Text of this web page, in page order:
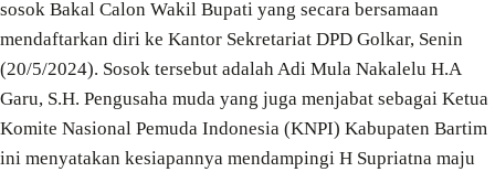
sosok Bakal Calon Wakil Bupati yang secara bersamaan
mendaftarkan diri ke Kantor Sekretariat DPD Golkar, Senin
(20/5/2024). Sosok tersebut adalah Adi Mula Nakalelu H.A
Garu, S.H. Pengusaha muda yang juga menjabat sebagai Ketua
Komite Nasional Pemuda Indonesia (KNPI) Kabupaten Bartim
ini menyatakan kesiapannya mendampingi H Supriatna maju